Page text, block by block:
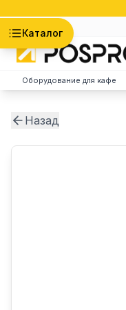
Каталог
Оборудование для кафе
Назад